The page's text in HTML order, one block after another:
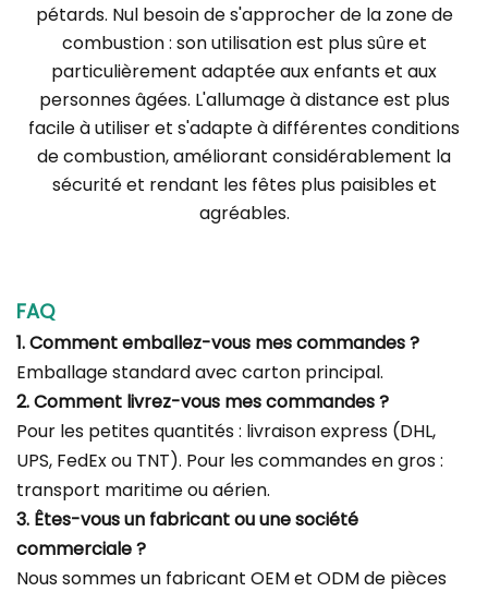
pétards. Nul besoin de s'approcher de la zone de
combustion : son utilisation est plus sûre et
particulièrement adaptée aux enfants et aux
personnes âgées. L'allumage à distance est plus
facile à utiliser et s'adapte à différentes conditions
de combustion, améliorant considérablement la
sécurité et rendant les fêtes plus paisibles et
agréables.
FAQ
1. Comment emballez-vous mes commandes ?
Emballage standard avec carton principal.
2. Comment livrez-vous mes commandes ?
Pour les petites quantités : livraison express (DHL,
UPS, FedEx ou TNT). Pour les commandes en gros :
transport maritime ou aérien.
3. Êtes-vous un fabricant ou une société
commerciale ?
Nous sommes un fabricant OEM et ODM de pièces